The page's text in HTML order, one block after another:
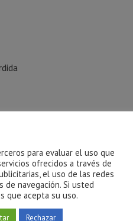
para evaluar el uso que
ofrecidos a través de
el uso de las redes
de navegación. Si usted
que acepta su uso.
Rechazar